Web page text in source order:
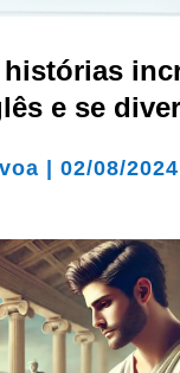
e se
| 02/08/